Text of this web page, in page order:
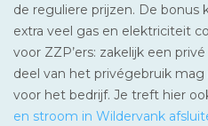
de reguliere prijzen. De bonus
extra veel gas en elektriciteit
voor ZZP’ers: zakelijk een
deel van het privégebruik
voor het bedrijf. Je treft hier
en stroom in Wildervank